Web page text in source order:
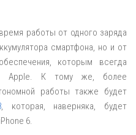
работы от одного заряда
смартфона, но и от
которым всегда
Apple. К тому же, более
работы также будет
, которая, наверняка, будет
6.